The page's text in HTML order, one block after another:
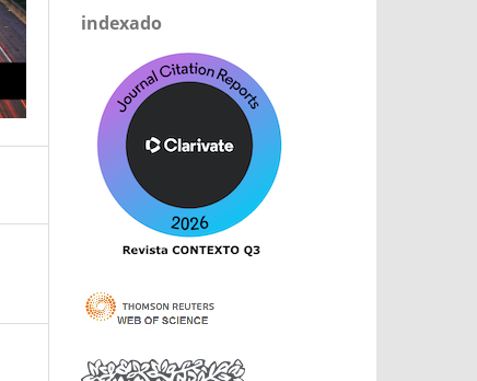
indexado